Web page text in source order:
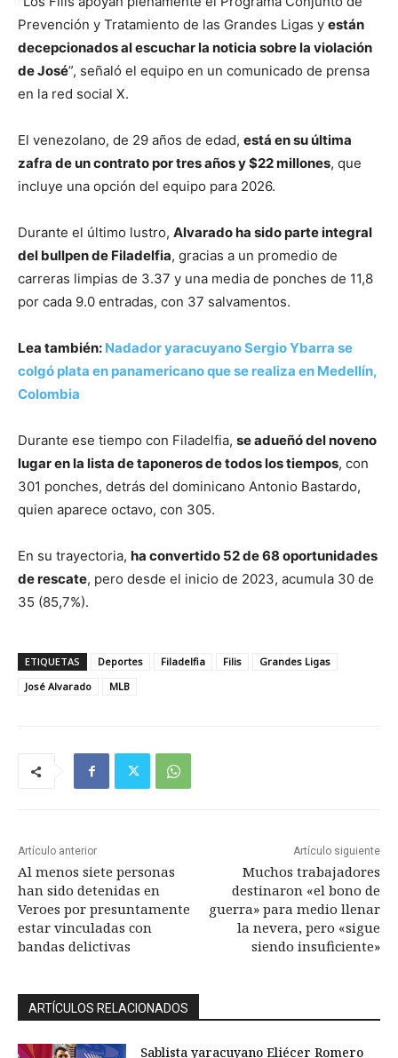
Prevención y Tratamiento de las Grandes Ligas y están
decepcionados al escuchar la noticia sobre la violación
de José”, señaló el equipo en un comunicado de prensa
en la red social X.
El venezolano, de 29 años de edad, está en su última
zafra de un contrato por tres años y $22 millones, que
incluye una opción del equipo para 2026.
Durante el último lustro, Alvarado ha sido parte integral
del bullpen de Filadelfia, gracias a un promedio de
carreras limpias de 3.37 y una media de ponches de 11,8
por cada 9.0 entradas, con 37 salvamentos.
Lea también: Nadador yaracuyano Sergio Ybarra se
colgó plata en panamericano que se realiza en Medellín,
Colombia
Durante ese tiempo con Filadelfia, se adueñó del noveno
lugar en la lista de taponeros de todos los tiempos, con
301 ponches, detrás del dominicano Antonio Bastardo,
quien aparece octavo, con 305.
En su trayectoria, ha convertido 52 de 68 oportunidades
de rescate, pero desde el inicio de 2023, acumula 30 de
35 (85,7%).
ETIQUETAS Deportes Filadelfia Filis
Grandes Ligas
José Alvarado
MLB
Artículo anterior
Al menos siete personas
han sido detenidas en
Veroes por presuntamente
estar vinculadas con
bandas delictivas
Artículo siguiente
Muchos trabajadores
destinaron «el bono de
guerra» para medio llenar
la nevera, pero «sigue
siendo insuficiente»
ARTÍCULOS RELACIONADOS
Sablista yaracuyano Eliécer Romero